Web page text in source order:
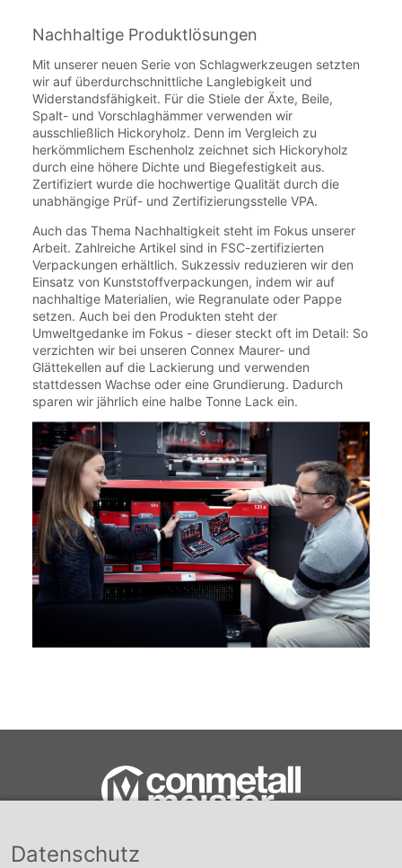
Nachhaltige Produktlösungen
Mit unserer neuen Serie von Schlagwerkzeugen setzten
wir auf überdurchschnittliche Langlebigkeit und
Widerstandsfähigkeit. Für die Stiele der Äxte, Beile,
Spalt- und Vorschlaghämmer verwenden wir
ausschließlich Hickoryholz. Denn im Vergleich zu
herkömmlichem Eschenholz zeichnet sich Hickoryholz
durch eine höhere Dichte und Biegefestigkeit aus.
Zertifiziert wurde die hochwertige Qualität durch die
unabhängige Prüf- und Zertifizierungsstelle VPA.
Auch das Thema Nachhaltigkeit steht im Fokus unserer
Arbeit. Zahlreiche Artikel sind in FSC-zertifizierten
Verpackungen erhältlich. Sukzessiv reduzieren wir den
Einsatz von Kunststoffverpackungen, indem wir auf
nachhaltige Materialien, wie Regranulate oder Pappe
setzen. Auch bei den Produkten steht der
Umweltgedanke im Fokus - dieser steckt oft im Detail: So
verzichten wir bei unseren Connex Maurer- und
Glättekellen auf die Lackierung und verwenden
stattdessen Wachse oder eine Grundierung. Dadurch
sparen wir jährlich eine halbe Tonne Lack ein.
Conmetall Meister GmbH
Datenschutz